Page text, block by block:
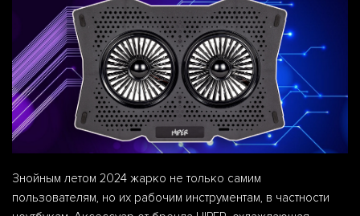
Знойным летом 2024 жарко не только самим
пользователям, но их рабочим инструментам, в частности